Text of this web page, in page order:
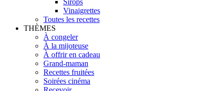
Sirops
Vinaigrettes
Toutes les recettes
THÈMES
À congeler
À la mijoteuse
À offrir en cadeau
Grand-maman
Recettes fruitées
Soirées cinéma